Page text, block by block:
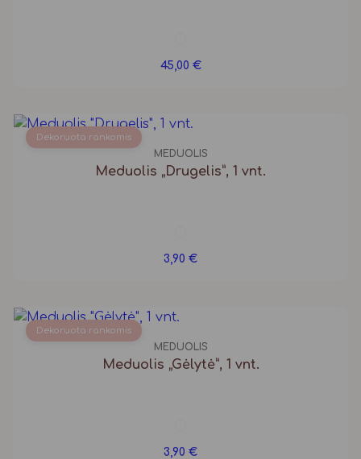
45,00 €
Dekoruota rankomis
MEDUOLIS
Meduolis „Drugelis”, 1 vnt.
3,90 €
Dekoruota rankomis
MEDUOLIS
Meduolis „Gėlytė”, 1 vnt.
3,90 €